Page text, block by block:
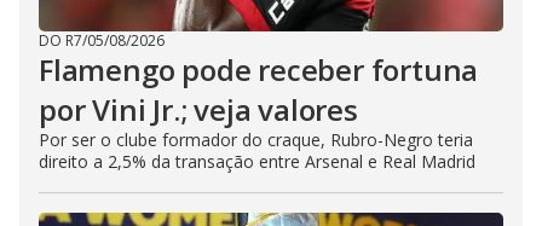
DO R7/05/08/2026
Flamengo pode receber fortuna
por Vini Jr.; veja valores
Por ser o clube formador do craque, Rubro-Negro teria
direito a 2,5% da transação entre Arsenal e Real Madrid